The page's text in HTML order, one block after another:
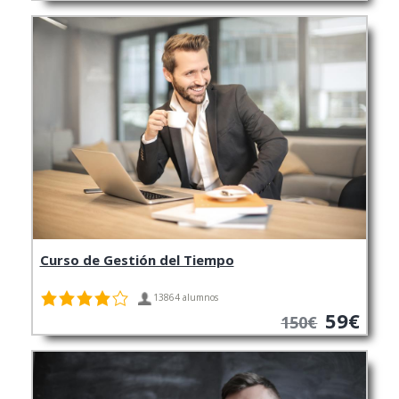
Curso de Gestión del Tiempo
13864 alumnos
150€ 59€